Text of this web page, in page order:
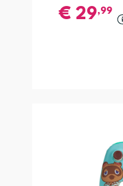
€ 29,99